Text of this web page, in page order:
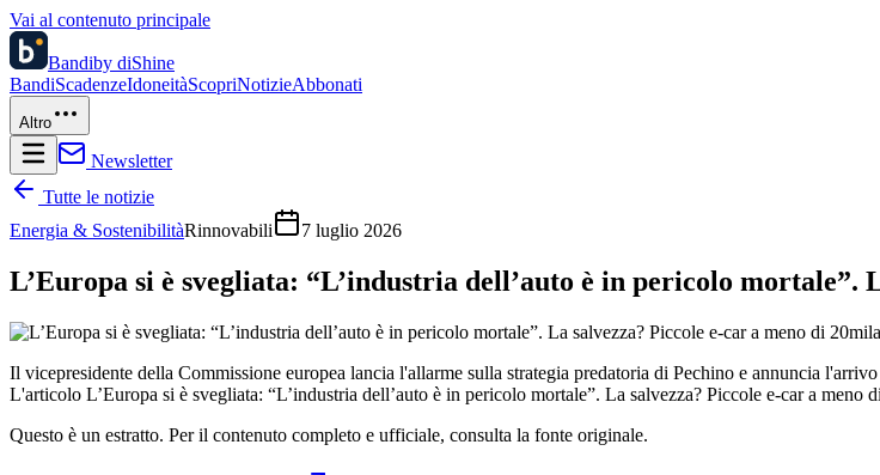
Vai al contenuto principale
Bandiby diShine
BandiScadenzeIdoneitàScopriNotizieAbbonati
Altro
Newsletter
Tutte le notizie
Energia & SostenibilitàRinnovabili 7 luglio 2026
L’Europa si è svegliata: “L’industria dell’auto è in pericolo mortale”.
Il vicepresidente della Commissione europea lancia l'allarme sulla strategia predatoria di Pechino e annuncia
L'articolo L’Europa si è svegliata: “L’industria dell’auto è in pericolo mortale”. La salvezza? Piccole e-car a
Questo è un estratto. Per il contenuto completo e ufficiale, consulta la fonte originale.